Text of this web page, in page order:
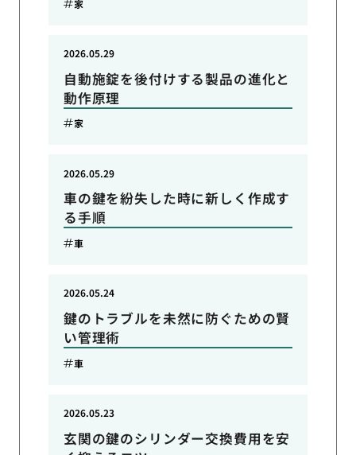
家
自動施錠を後付けする製品の進化と
動作原理
2026.05.29
家
車の鍵を紛失した時に新しく作成す
る手順
2026.05.29
車
鍵のトラブルを未然に防ぐための賢
い管理術
2026.05.24
車
玄関の鍵のシリンダー交換費用を安
2026.05.23